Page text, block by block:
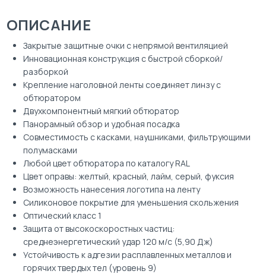
ОПИСАНИЕ
Закрытые защитные очки с непрямой вентиляцией
Инновационная конструкция с быстрой сборкой/
разборкой
Крепление наголовной ленты соединяет линзу с
обтюратором
Двухкомпонентный мягкий обтюратор
Панорамный обзор и удобная посадка
Совместимость с касками, наушниками, фильтрующими
полумасками
Любой цвет обтюратора по каталогу RAL
Цвет оправы: желтый, красный, лайм, серый, фуксия
Возможность нанесения логотипа на ленту
Силиконовое покрытие для уменьшения скольжения
Оптический класс 1
Защита от высокоскоростных частиц:
среднеэнергетический удар 120 м/с (5,90 Дж)
Устойчивость к адгезии расплавленных металлов и
горячих твердых тел (уровень 9)